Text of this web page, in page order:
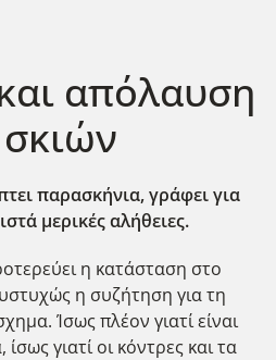
απόλαυση
παρασκήνια, γράφει για
μερικές αλήθειες.
η κατάσταση στο
η συζήτηση για τη
Ίσως πλέον γιατί είναι
γιατί οι κόντρες και τα